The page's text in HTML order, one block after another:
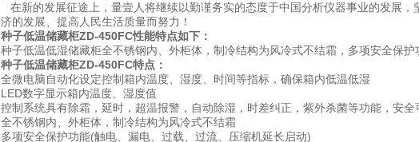
在新的发展征途上，量壹人将继续以勤谨务实的态度于中国分析仪器事业的发展
济的发展、提高人民生活质量而努力！
种子低温储藏柜ZD-450FC性能特点如下：
种子低温低湿储藏柜全不锈钢内、外柜体，制冷结构为风冷式不结霜，多项安全保
种子低温储藏柜ZD-450FC特点：
全微电脑自动化设定控制箱内温度、湿度、时间等指标，确保箱内低温低湿
LED数字显示箱内温度、湿度值
控制系统具有除霜，延时，超温报警，自动除湿，时差纠正，紫外杀菌等功能，安全
全不锈钢内、外柜体，制冷结构为风冷式不结霜
多项安全保护功能(触电、漏电、过载、过流、压缩机延长启动)